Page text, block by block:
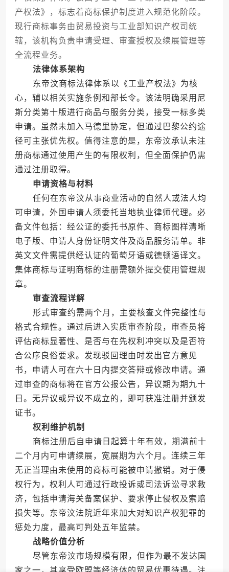
产权法》，标志着商标保护制度进入规范化阶段。
现行商标事务由贸易投资与工业部知识产权司统
辖，该机构负责申请受理、审查授权及续展管理等
全流程业务。
法律体系架构
东帝汶商标法律体系以《工业产权法》为核
心，辅以相关实施条例和部长令。该法明确采用尼
斯分类第十版进行商品与服务分类，接受一标多类
申请。虽然未加入马德里协定，但通过巴黎公约途
径可主张优先权。值得注意的是，东帝汶承认未注
册商标通过使用产生的有限权利，但全面保护仍需
通过注册取得。
申请资格与材料
任何在东帝汶从事商业活动的自然人或法人均
可申请，外国申请人须委托当地执业律师代理。必
备文件包括：经公证的委托书原件、商标图样清晰
电子版、申请人身份证明文件及商品服务清单。非
英文文件需提供经认证的葡萄牙语或德顿语译文。
集体商标与证明商标的注册需额外提交使用管理规
章。
审查流程详解
形式审查约需两个月，主要核查文件完整性与
格式合规性。通过后进入实质审查阶段，审查员将
评估商标显著性、是否与在先权利冲突以及是否符
合公序良俗要求。发现驳回理由时发出官方意见
书，申请人可在六十日内提交答辩或修改申请。通
过审查的商标将在官方公报公告，异议期为期九十
日。无异议或异议不成立的，即可获准注册并颁发
证书。
权利维护机制
商标注册后自申请日起算十年有效，期满前十
二个月内可申请续展，宽展期为六个月。连续三年
无正当理由未使用的商标可能被申请撤销。对于侵
权行为，权利人可通过行政投诉或司法诉讼寻求救
济，包括申请海关备案保护、要求停止侵权及索赔
损失等。东帝汶法院近年来加大对知识产权犯罪的
惩处力度，最高可判处五年监禁。
战略价值分析
尽管东帝汶市场规模有限，但作为最不发达国
家之一，其享受欧盟等经济体的贸易优惠待遇。注